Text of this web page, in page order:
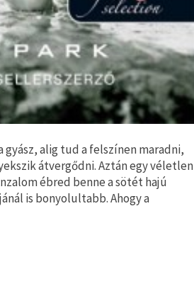
alig tud a felszínen maradni,
átvergődni. Aztán egy véletlen
ébred benne a sötét hajú
is bonyolultabb. Ahogy a